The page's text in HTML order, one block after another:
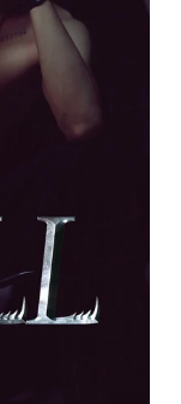
24.3.2020
Niên. Cấm sao